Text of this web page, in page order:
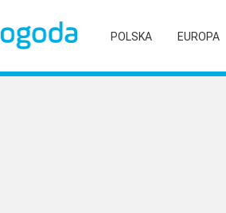
POLSKA EUROPA